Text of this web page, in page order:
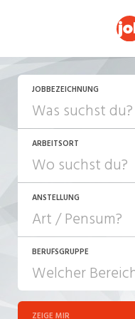
JOBBEZEICHNUNG
ARBEITSORT
ANSTELLUNG
JOB-TYP
Festanstellung
BERUFSGRUPPE
ZEIGE MIR